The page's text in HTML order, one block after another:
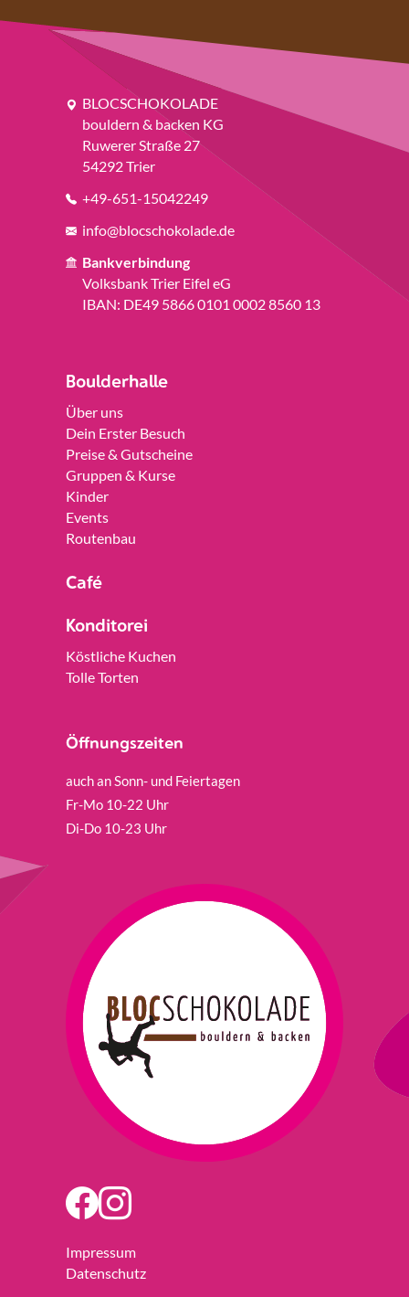
BLOCSCHOKOLADE
bouldern & backen KG
Ruwerer Straße 27
54292 Trier
+49-651-15042249
info@blocschokolade.de
Bankverbindung
Volksbank Trier Eifel eG
IBAN: DE49 5866 0101 0002 8560 13
Boulderhalle
Über uns
Dein Erster Besuch
Preise & Gutscheine
Gruppen & Kurse
Kinder
Events
Routenbau
Café
Konditorei
Köstliche Kuchen
Tolle Torten
Öffnungszeiten
auch an Sonn- und Feiertagen
Fr-Mo 10-22 Uhr
Di-Do 10-23 Uhr
Impressum
Datenschutz